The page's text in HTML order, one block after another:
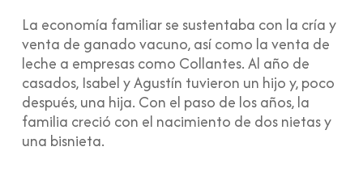
La economía familiar se sustentaba con la cría y
venta de ganado vacuno, así como la venta de
leche a empresas como Collantes. Al año de
casados, Isabel y Agustín tuvieron un hijo y, poco
después, una hija. Con el paso de los años, la
familia creció con el nacimiento de dos nietas y
una bisnieta.